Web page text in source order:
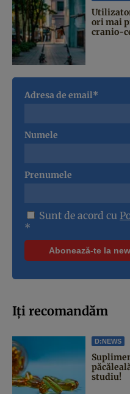
ori mai
cranio-
Adresa de email*
Numele
Prenumele
Sunt de acord cu
*
Iți recomandăm
D:NEWS
studiu!